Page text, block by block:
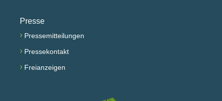
Presse
› Pressemitteilungen
› Pressekontakt
› Freianzeigen